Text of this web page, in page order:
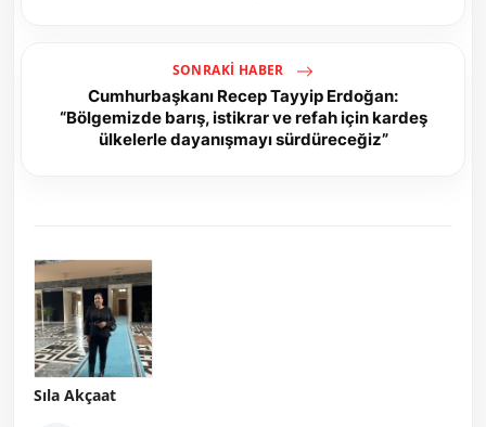
SONRAKI HABER
Cumhurbaşkanı Recep Tayyip Erdoğan:
“Bölgemizde barış, istikrar ve refah için kardeş
ülkelerle dayanışmayı sürdüreceğiz”
Sıla Akçaat